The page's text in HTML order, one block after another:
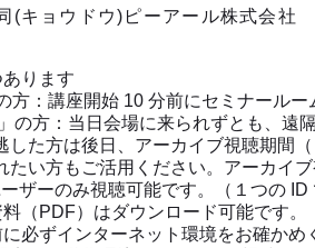
(キョウドウ)ピーアール株式会社
ります
方：講座開始 10 分前にセミナールー
の方：当日会場に来られずとも、遠
した方は後日、アーカイブ視聴期間
たい方もご活用ください。アーカイ
ザーのみ視聴可能です。（１つの ID
（PDF）はダウンロード可能です。
必ずインターネット環境をお確かめ